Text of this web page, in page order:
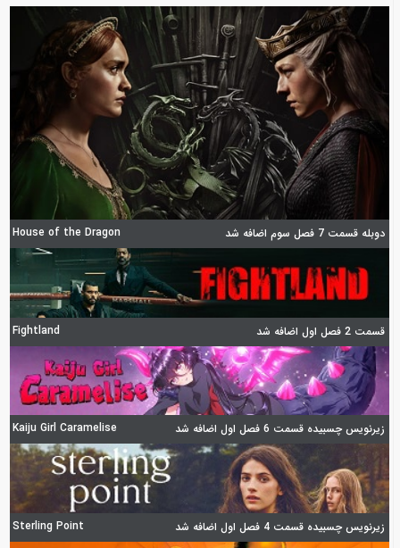
دوبله قسمت 7 فصل سوم اضافه شد House of the Dragon
قسمت 2 فصل اول اضافه شد Fightland
زیرنویس چسبیده قسمت 6 فصل اول اضافه شد Kaiju Girl Caramelise
زیرنویس چسبیده قسمت 4 فصل اول اضافه شد Sterling Point